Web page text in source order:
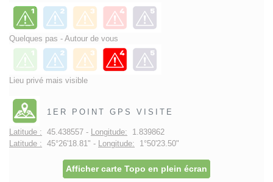
Quelques pas - Autour de vous
Lieu privé mais visible
1ER POINT GPS VISITE
Latitude : 45.438557 - Longitude: 1.839862
Latitude : 45°26'18.81" - Longitude: 1°50'23.50"
Afficher carte Topo en plein écran